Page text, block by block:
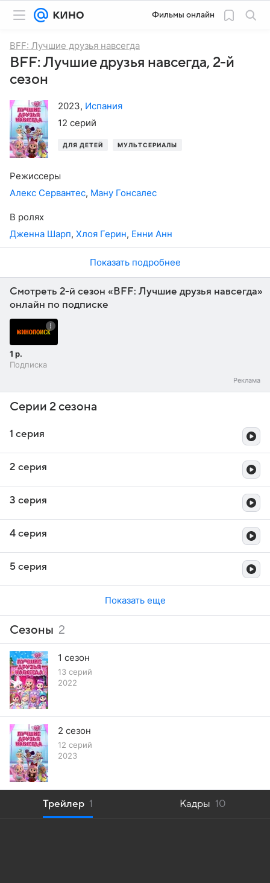
Фильмы онлайн
BFF: Лучшие друзья навсегда
BFF: Лучшие друзья навсегда, 2-й
сезон
2023, Испания
12 серий
ДЛЯ ДЕТЕЙ МУЛЬТСЕРИАЛЫ
Режиссеры
Алекс Сервантес, Ману Гонсалес
В ролях
Дженна Шарп, Хлоя Герин, Енни Анн
Показать подробнее
Смотреть 2-й сезон «BFF: Лучшие друзья навсегда»
онлайн по подписке
1 р.
Подписка
Серии 2 сезона
1 серия
2 серия
3 серия
4 серия
5 серия
Показать еще
Сезоны 2
1 сезон
13 серий
2022
2 сезон
12 серий
2023
Трейлер 1 Кадры 10